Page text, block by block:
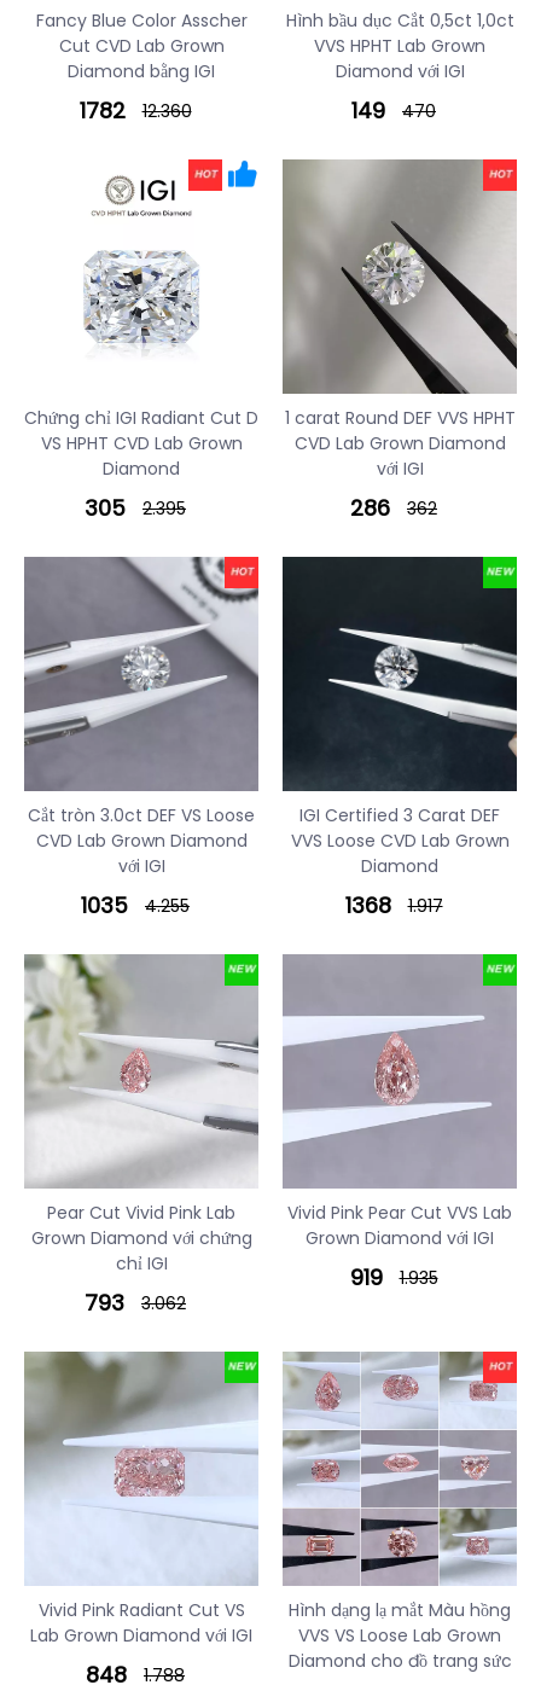
Fancy Blue Color Asscher
Cut CVD Lab Grown
Diamond bằng IGI
1782 12.360
Hình bầu dục Cắt 0,5ct 1,0ct
VVS HPHT Lab Grown
Diamond với IGI
149 470
Chứng chỉ IGI Radiant Cut D
VS HPHT CVD Lab Grown
Diamond
305 2.395
1 carat Round DEF VVS HPHT
CVD Lab Grown Diamond
với IGI
286 362
Cắt tròn 3.0ct DEF VS Loose
CVD Lab Grown Diamond
với IGI
1035 4.255
IGI Certified 3 Carat DEF
VVS Loose CVD Lab Grown
Diamond
1368 1.917
Pear Cut Vivid Pink Lab
Grown Diamond với chứng
chỉ IGI
793 3.062
Vivid Pink Pear Cut VVS Lab
Grown Diamond với IGI
919 1.935
Vivid Pink Radiant Cut VS
Lab Grown Diamond với IGI
848 1.788
Hình dạng lạ mắt Màu hồng
VVS VS Loose Lab Grown
Diamond cho đồ trang sức